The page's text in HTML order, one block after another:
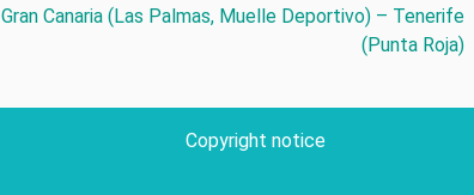
Gran Canaria (Las Palmas, Muelle Deportivo) – Tenerife
(Punta Roja)
Copyright notice